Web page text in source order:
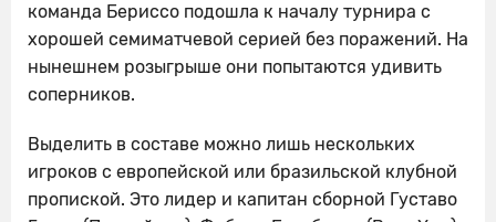
команда Бериссо подошла к началу турнира с
хорошей семиматчевой серией без поражений. На
нынешнем розыгрыше они попытаются удивить
соперников.
Выделить в составе можно лишь нескольких
игроков с европейской или бразильской клубной
пропиской. Это лидер и капитан сборной Густаво